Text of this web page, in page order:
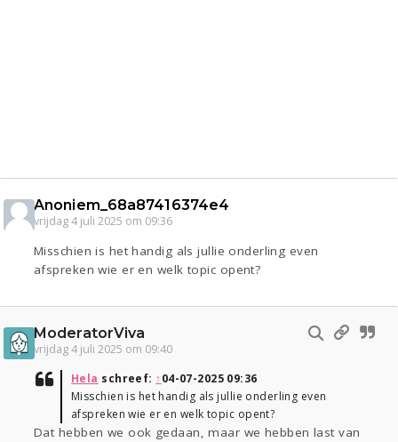
Anoniem_68a87416374e4
vrijdag 4 juli 2025 om 09:36
Misschien is het handig als jullie onderling even
afspreken wie er en welk topic opent?
ModeratorViva
vrijdag 4 juli 2025 om 09:40
Hela schreef: ↑04-07-2025 09:36
Misschien is het handig als jullie onderling even
afspreken wie er en welk topic opent?
Dat hebben we ook gedaan, maar we hebben last van